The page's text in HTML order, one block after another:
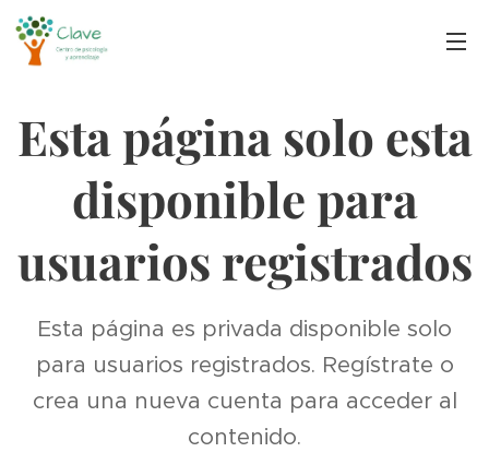
Esta página solo esta
disponible para
usuarios registrados
Esta página es privada disponible solo
para usuarios registrados. Regístrate o
crea una nueva cuenta para acceder al
contenido.